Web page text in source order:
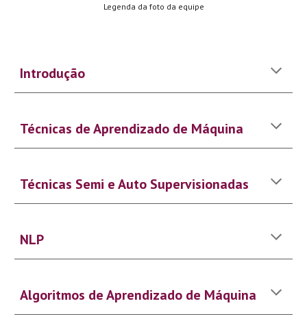
Legenda da foto da equipe
Introdução
Técnicas de Aprendizado de Máquina
Técnicas Semi e Auto Supervisionadas
NLP
Algoritmos de Aprendizado de Máquina